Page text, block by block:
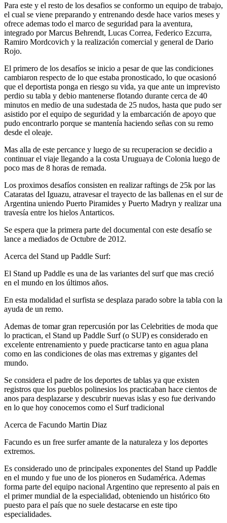
Para este y el resto de los desafios se conformo un equipo de trabajo,
el cual se viene preparando y entrenando desde hace varios meses y
ofrece ademas todo el marco de seguridad para la aventura,
integrado por Marcus Behrendt, Lucas Correa, Federico Ezcurra,
Ramiro Mordcovich y la realización comercial y general de Dario
Rojo.
El primero de los desafíos se inicio a pesar de que las condiciones
cambiaron respecto de lo que estaba pronosticado, lo que ocasionó
que el deportista ponga en riesgo su vida, ya que ante un imprevisto
perdio su tabla y debio mantenerse flotando durante cerca de 40
minutos en medio de una sudestada de 25 nudos, hasta que pudo ser
asistido por el equipo de seguridad y la embarcación de apoyo que
pudo encontrarlo porque se mantenía haciendo señas con su remo
desde el oleaje.
Mas alla de este percance y luego de su recuperacion se decidio a
continuar el viaje llegando a la costa Uruguaya de Colonia luego de
poco mas de 8 horas de remada.
Los proximos desafíos consisten en realizar raftings de 25k por las
Cataratas del Iguazu, atravesar el trayecto de las ballenas en el sur de
Argentina uniendo Puerto Piramides y Puerto Madryn y realizar una
travesía entre los hielos Antarticos.
Se espera que la primera parte del documental con este desafío se
lance a mediados de Octubre de 2012.
Acerca del Stand up Paddle Surf:
El Stand up Paddle es una de las variantes del surf que mas creció
en el mundo en los últimos años.
En esta modalidad el surfista se desplaza parado sobre la tabla con la
ayuda de un remo.
Ademas de tomar gran repercusión por las Celebrities de moda que
lo practican, el Stand up Paddle Surf (o SUP) es considerado en
excelente entrenamiento y puede practicarse tanto en agua plana
como en las condiciones de olas mas extremas y gigantes del
mundo.
Se considera el padre de los deportes de tablas ya que existen
registros que los pueblos polinesios los practicaban hace cientos de
anos para desplazarse y descubrir nuevas islas y eso fue derivando
en lo que hoy conocemos como el Surf tradicional
Acerca de Facundo Martin Diaz
Facundo es un free surfer amante de la naturaleza y los deportes
extremos.
Es considerado uno de principales exponentes del Stand up Paddle
en el mundo y fue uno de los pioneros en Sudamérica. Ademas
forma parte del equipo nacional Argentino que represento al pais en
el primer mundial de la especialidad, obteniendo un histórico 6to
puesto para el país que no suele destacarse en este tipo
especialidades.